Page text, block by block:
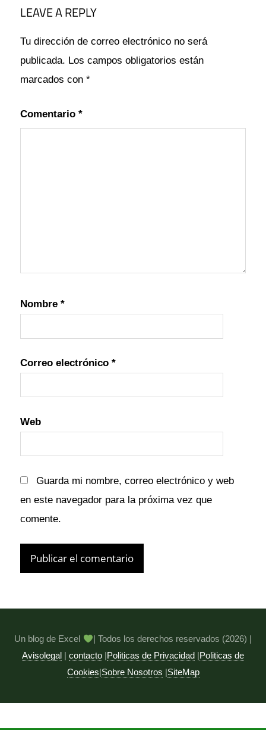
EXCEL
LEAVE A REPLY
Tu dirección de correo electrónico no será
publicada. Los campos obligatorios están
marcados con *
Comentario *
Nombre *
Correo electrónico *
Web
Guarda mi nombre, correo electrónico y web
en este navegador para la próxima vez que
comente.
Un blog de Excel
| Todos los derechos reservados (2026) |
Avisolegal | contacto |Politicas de Privacidad |Politicas de
Cookies|Sobre Nosotros |SiteMap